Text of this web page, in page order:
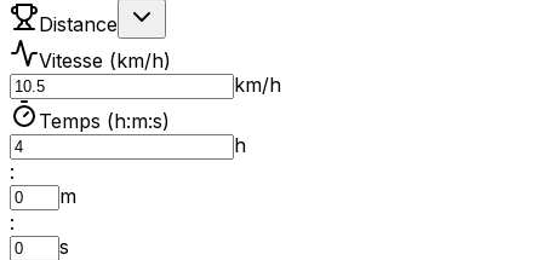
Distance
Vitesse (km/h)
km/h
Temps (h:m:s)
h
:
m
:
s